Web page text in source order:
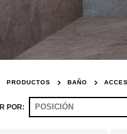
PRODUCTOS BAÑO
POR